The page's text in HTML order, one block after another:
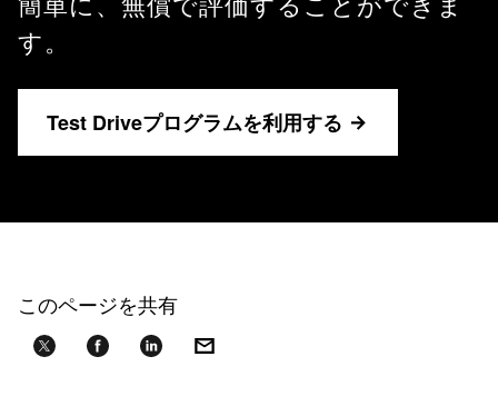
簡単に、無償で評価することができま
す。
Test Driveプログラムを利用する
このページを共有